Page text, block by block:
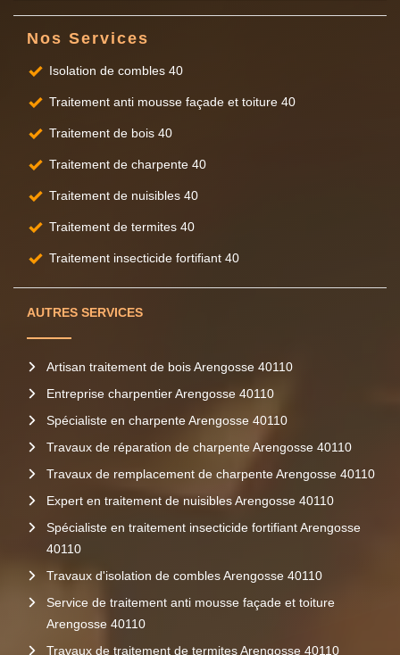
Nos Services
Isolation de combles 40
Traitement anti mousse façade et toiture 40
Traitement de bois 40
Traitement de charpente 40
Traitement de nuisibles 40
Traitement de termites 40
Traitement insecticide fortifiant 40
AUTRES SERVICES
Artisan traitement de bois Arengosse 40110
Entreprise charpentier Arengosse 40110
Spécialiste en charpente Arengosse 40110
Travaux de réparation de charpente Arengosse 40110
Travaux de remplacement de charpente Arengosse 40110
Expert en traitement de nuisibles Arengosse 40110
Spécialiste en traitement insecticide fortifiant Arengosse
40110
Travaux d'isolation de combles Arengosse 40110
Service de traitement anti mousse façade et toiture
Arengosse 40110
Travaux de traitement de termites Arengosse 40110